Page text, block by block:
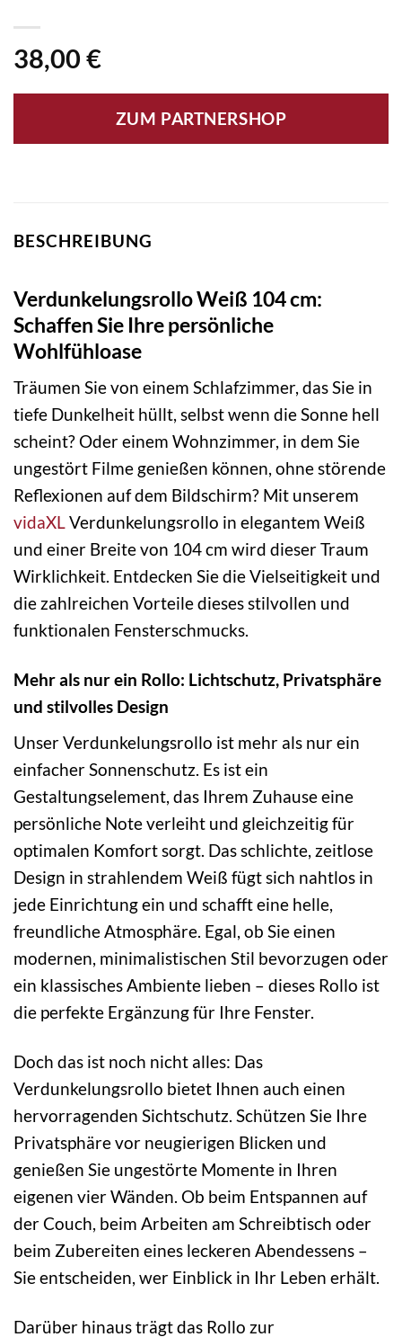
38,00 €
ZUM PARTNERSHOP
BESCHREIBUNG
Verdunkelungsrollo Weiß 104 cm:
Schaffen Sie Ihre persönliche
Wohlfühloase
Träumen Sie von einem Schlafzimmer, das Sie in
tiefe Dunkelheit hüllt, selbst wenn die Sonne hell
scheint? Oder einem Wohnzimmer, in dem Sie
ungestört Filme genießen können, ohne störende
Reflexionen auf dem Bildschirm? Mit unserem
vidaXLVerdunkelungsrollo in elegantem Weiß
und einer Breite von 104 cm wird dieser Traum
Wirklichkeit. Entdecken Sie die Vielseitigkeit und
die zahlreichen Vorteile dieses stilvollen und
funktionalen Fensterschmucks.
Mehr als nur ein Rollo: Lichtschutz, Privatsphäre
und stilvolles Design
Unser Verdunkelungsrollo ist mehr als nur ein
einfacher Sonnenschutz. Es ist ein
Gestaltungselement, das Ihrem Zuhause eine
persönliche Note verleiht und gleichzeitig für
optimalen Komfort sorgt. Das schlichte, zeitlose
Design in strahlendem Weiß fügt sich nahtlos in
jede Einrichtung ein und schafft eine helle,
freundliche Atmosphäre. Egal, ob Sie einen
modernen, minimalistischen Stil bevorzugen oder
ein klassisches Ambiente lieben – dieses Rollo ist
die perfekte Ergänzung für Ihre Fenster.
Doch das ist noch nicht alles: Das
Verdunkelungsrollo bietet Ihnen auch einen
hervorragenden Sichtschutz. Schützen Sie Ihre
Privatsphäre vor neugierigen Blicken und
genießen Sie ungestörte Momente in Ihren
eigenen vier Wänden. Ob beim Entspannen auf
der Couch, beim Arbeiten am Schreibtisch oder
beim Zubereiten eines leckeren Abendessens –
Sie entscheiden, wer Einblick in Ihr Leben erhält.
Darüber hinaus trägt das Rollo zur